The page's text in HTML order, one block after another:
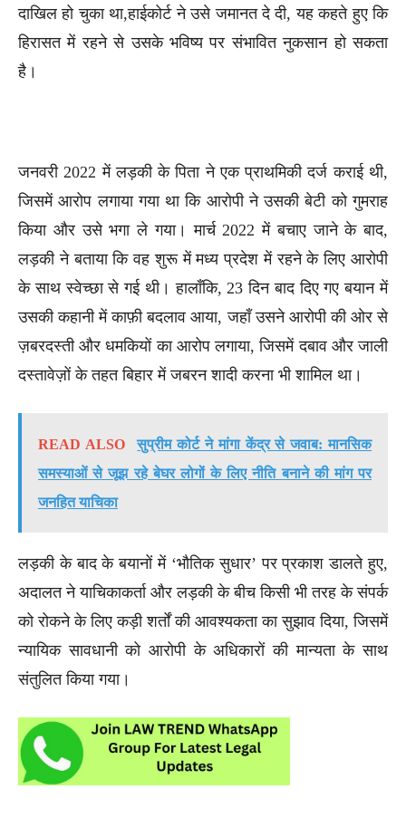
दाखिल हो चुका था,हाईकोर्ट ने उसे जमानत दे दी, यह कहते हुए कि
हिरासत में रहने से उसके भविष्य पर संभावित नुकसान हो सकता
है।
जनवरी 2022 में लड़की के पिता ने एक प्राथमिकी दर्ज कराई थी,
जिसमें आरोप लगाया गया था कि आरोपी ने उसकी बेटी को गुमराह
किया और उसे भगा ले गया। मार्च 2022 में बचाए जाने के बाद,
लड़की ने बताया कि वह शुरू में मध्य प्रदेश में रहने के लिए आरोपी
के साथ स्वेच्छा से गई थी। हालाँकि, 23 दिन बाद दिए गए बयान में
उसकी कहानी में काफ़ी बदलाव आया, जहाँ उसने आरोपी की ओर से
ज़बरदस्ती और धमकियों का आरोप लगाया, जिसमें दबाव और जाली
दस्तावेज़ों के तहत बिहार में जबरन शादी करना भी शामिल था।
READ ALSO
सुप्रीम कोर्ट ने मांगा केंद्र से जवाब: मानसिक
समस्याओं से जूझ रहे बेघर लोगों के लिए नीति बनाने की मांग पर
जनहित याचिका
लड़की के बाद के बयानों में ‘भौतिक सुधार’ पर प्रकाश डालते हुए,
अदालत ने याचिकाकर्ता और लड़की के बीच किसी भी तरह के संपर्क
को रोकने के लिए कड़ी शर्तों की आवश्यकता का सुझाव दिया, जिसमें
न्यायिक सावधानी को आरोपी के अधिकारों की मान्यता के साथ
संतुलित किया गया।